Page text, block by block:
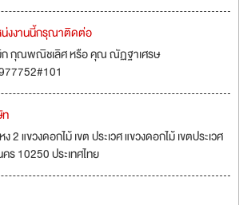
น่งงานนี้กรุณาติดต่อ
กุณพณิชเลิศ หรือ คุณ ณัฏฐาเศรษ
แขวงดอกไม้ เขต ประเวศ แขวงดอกไม้ เขตประเวศ
ร 10250 ประเทศไทย